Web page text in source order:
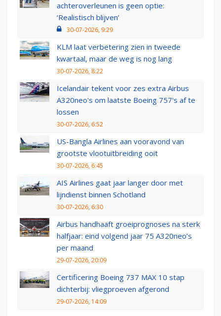
achteroverleunen is geen optie:
‘Realistisch blijven’
30-07-2026, 9:29
KLM laat verbetering zien in tweede
kwartaal, maar de weg is nog lang
30-07-2026, 8:22
Icelandair tekent voor zes extra Airbus
A320neo's om laatste Boeing 757's af te
lossen
30-07-2026, 6:52
US-Bangla Airlines aan vooravond van
grootste vlootuitbreiding ooit
30-07-2026, 6:45
AIS Airlines gaat jaar langer door met
lijndienst binnen Schotland
30-07-2026, 6:30
Airbus handhaaft groeiprognoses na sterk
halfjaar: eind volgend jaar 75 A320neo’s
per maand
29-07-2026, 20:09
Certificering Boeing 737 MAX 10 stap
dichterbij: vliegproeven afgerond
29-07-2026, 14:09